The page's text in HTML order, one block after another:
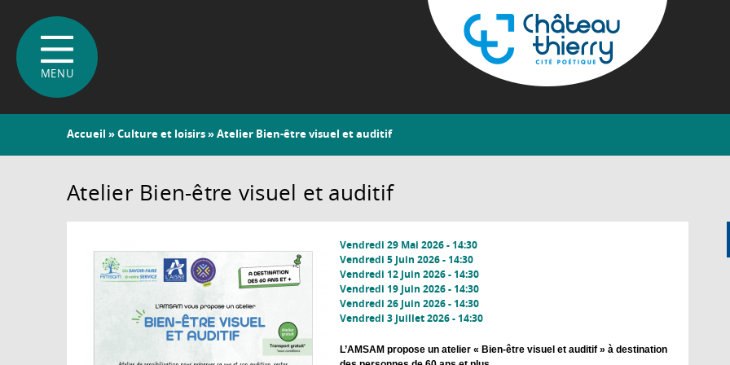
au
contenu
principal
Château-
Thierry
Vous
êtes
Accueil »Culture et loisirs» Atelier Bien-être visuel et auditif
Atelier Bien-être visuel et auditif
Vendredi 29 Mai 2026 - 14:30
Vendredi 5 Juin 2026 - 14:30
Vendredi 12 Juin 2026 - 14:30
Vendredi 19 Juin 2026 - 14:30
Vendredi 26 Juin 2026 - 14:30
Vendredi 3 Juillet 2026 - 14:30
L’AMSAM propose un atelier « Bien-être visuel et auditif » à destination